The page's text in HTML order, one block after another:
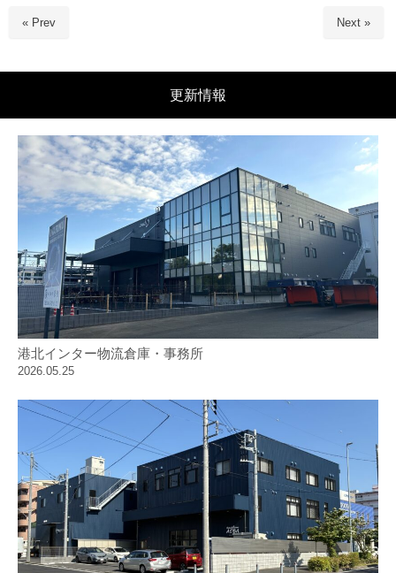
« Prev Next »
更新情報
港北インター物流倉庫・事務所
2026.05.25